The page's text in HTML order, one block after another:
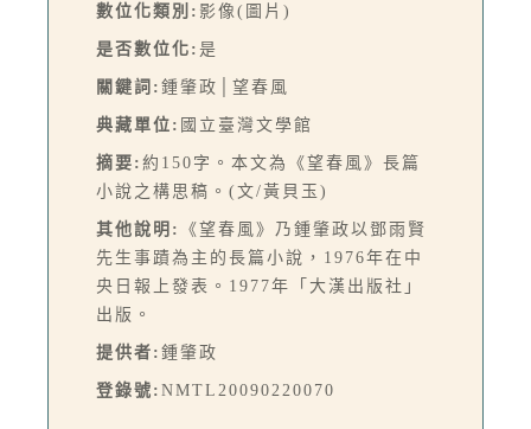
數位化類別: 影像(圖片)
是否數位化: 是
關鍵詞: 鍾肇政│望春風
典藏單位: 國立臺灣文學館
摘要: 約150字。本文為《望春風》長篇
小說之構思稿。(文/黃貝玉)
其他說明:
《望春風》乃鍾肇政以鄧雨賢
先生事蹟為主的長篇小說，1976年在中
央日報上發表。1977年「大漢出版社」
出版。
提供者: 鍾肇政
登錄號: NMTL20090220070